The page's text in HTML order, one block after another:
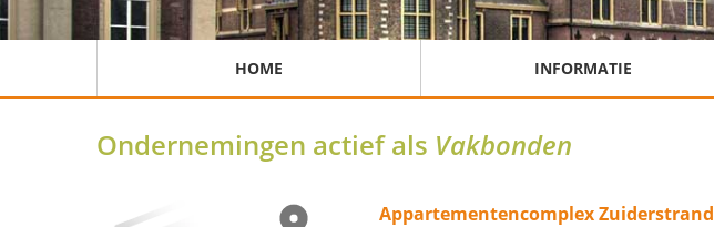
HOME INFORMATIE
Ondernemingen actief als Vakbonden
Appartementencomplex Zuiderstrand